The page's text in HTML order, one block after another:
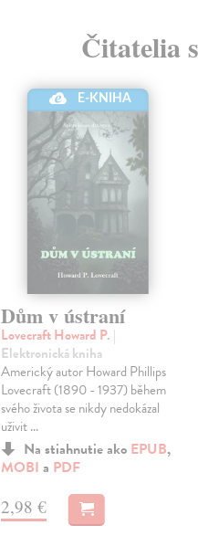
Čitatelia
E-KNIHA
Dům v ústraní
Lovecraft Howard P. |
Elektronická kniha
Americký autor Howard Phillips
Lovecraft (1890 - 1937) během
svého života se nikdy nedokázal
uživit ...
Na stiahnutie ako EPUB,
MOBI a PDF
2,98 €